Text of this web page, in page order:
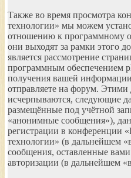
Также во время просмотра
технологии» мы можем
отношению к программному
они выходят за рамки этого
является рассмотрение
программным обеспечением
получения вашей
отправляете на форум.
исчерпываются, следующие
размещённые под учётной
«анонимные сообщения»),
регистрации в конференции
технологии» (в дальнейшем
сообщения, оставленные
авторизации (в дальнейшем